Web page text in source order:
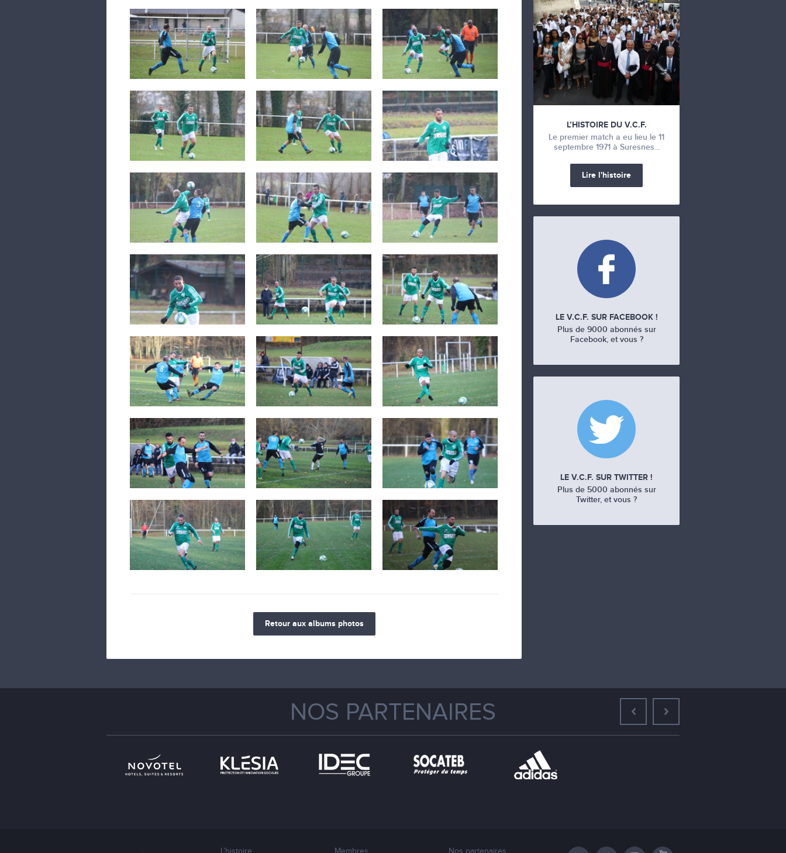
Retour aux albums photos
L’HISTOIRE DU V.C.F.
Le premier match a eu lieu le 11
septembre 1971 à Suresnes...
Lire l'histoire
LE V.C.F. SUR FACEBOOK !
Plus de 9000 abonnés sur
Facebook, et vous ?
LE V.C.F. SUR TWITTER !
Plus de 5000 abonnés sur
Twitter, et vous ?
NOS PARTENAIRES